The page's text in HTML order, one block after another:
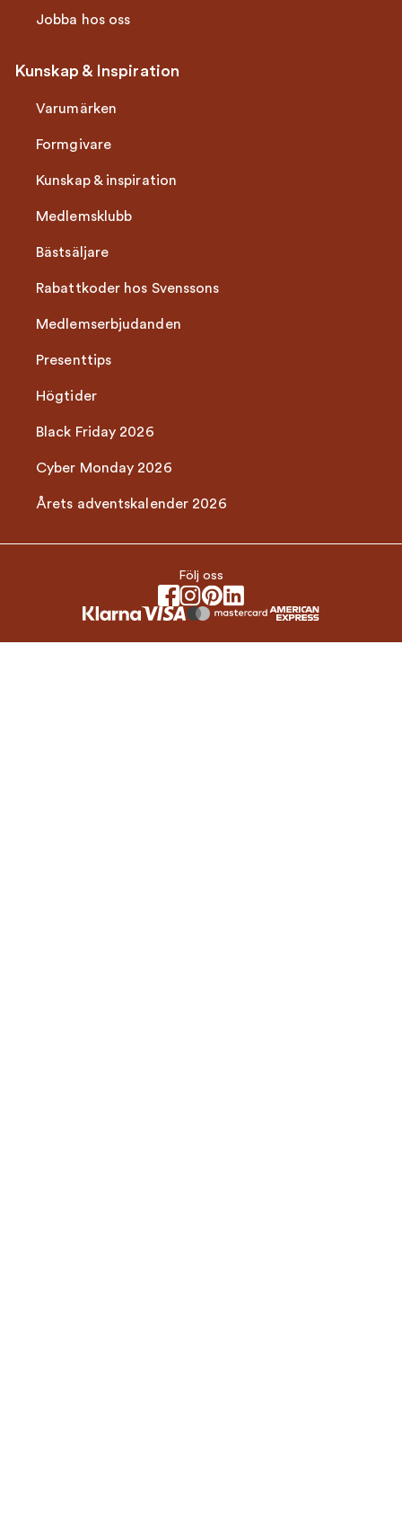
Jobba hos oss
Kunskap & Inspiration
Varumärken
Formgivare
Kunskap & inspiration
Medlemsklubb
Bästsäljare
Rabattkoder hos Svenssons
Medlemserbjudanden
Presenttips
Högtider
Black Friday 2026
Cyber Monday 2026
Årets adventskalender 2026
Följ oss